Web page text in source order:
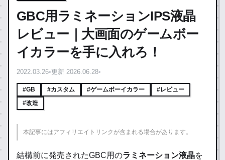
GBC用ラミネーションIPS液晶
レビュー｜大画面のゲームボー
イカラーを手に入れろ！
2022.03.26•更新 2026.06.28•
#GB #カスタム #ゲームボーイカラー
#レビュー
#改造
本記事にはアフィリエイトリンクが含まれる場合があります。
結構前に発売されたGBC用のラミネーション液晶を